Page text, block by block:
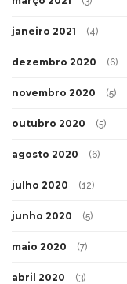
janeiro 2021 (4)
dezembro 2020 (6)
novembro 2020 (5)
outubro 2020 (5)
agosto 2020 (6)
julho 2020 (12)
junho 2020 (5)
maio 2020 (7)
abril 2020 (3)